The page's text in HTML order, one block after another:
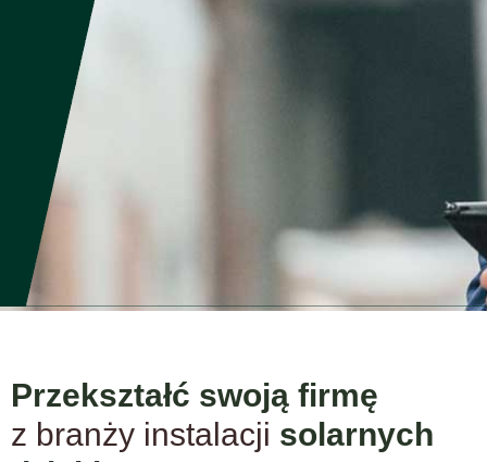
Przekształć swoją firmę
z branży instalacji solarnych